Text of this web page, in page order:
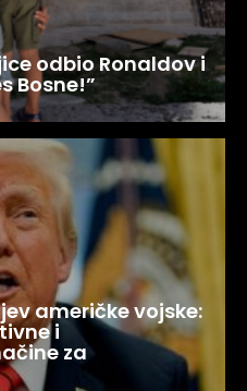
odbio Ronaldov i
Bosne!”
američke vojske:
i
za